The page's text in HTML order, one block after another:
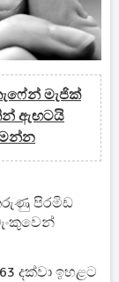
මැජික්
ඇඟටයි
පිරමිඩ
දක්වා ඉහළට